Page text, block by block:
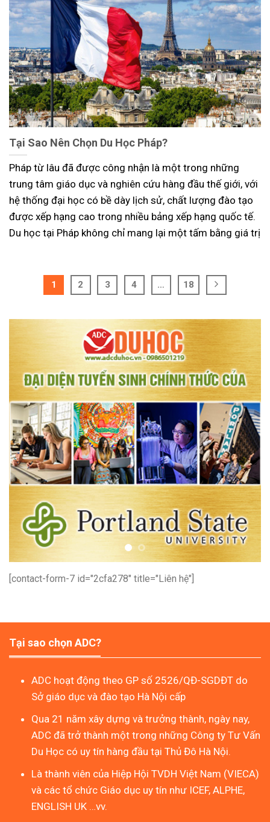
Tại Sao Nên Chọn Du Học Pháp?
Pháp từ lâu đã được công nhận là một trong những
trung tâm giáo dục và nghiên cứu hàng đầu thế giới, với
hệ thống đại học có bề dày lịch sử, chất lượng đào tạo
được xếp hạng cao trong nhiều bảng xếp hạng quốc tế.
Du học tại Pháp không chỉ mang lại một tấm bằng giá trị
1 2 3 4 … 18
[contact-form-7 id="2cfa278" title="Liên hệ"]
Tại sao chọn ADC?
ADC hoạt động theo GP số 2526/QĐ-SGDĐT do
Sở giáo dục và đào tạo Hà Nội cấp
Qua 21 năm xây dựng và trưởng thành, ngày nay,
ADC đã trở thành một trong những Công ty Tư Vấn
Du Học có uy tín hàng đầu tại Thủ Đô Hà Nội.
Là thành viên của Hiệp Hội TVDH Việt Nam (VIECA)
và các tổ chức Giáo dục uy tín như ICEF, ALPHE,
ENGLISH UK …vv.